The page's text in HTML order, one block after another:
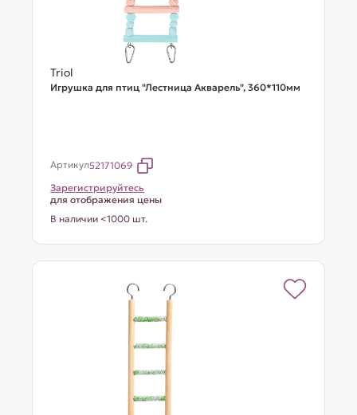
Triol
Игрушка для птиц "Лестница Акварель", 360*110мм
Артикул52171069
Зарегистрируйтесь
для отображения цены
В наличии <1000 шт.